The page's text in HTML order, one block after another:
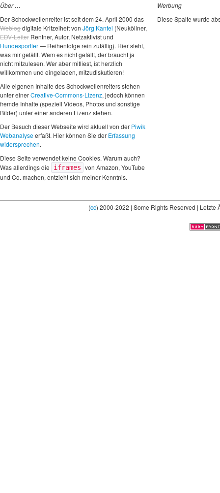
Über …
Der Schockwellenreiter ist seit dem 24. April 2000 das
Weblogdigitale Kritzelheft von Jörg Kantel (Neuköllner,
EDV-Leiter Rentner, Autor, Netzaktivist und
Hundesportler— Reihenfolge rein zufällig). Hier steht,
was mir gefällt. Wem es nicht gefällt, der braucht ja
nicht mitzulesen. Wer aber mitliest, ist herzlich
willkommen und eingeladen, mitzudiskutieren!
Alle eigenen Inhalte des Schockwellenreiters stehen
unter einerCreative-Commons-Lizenz, jedoch können
fremde Inhalte (speziell Videos, Photos und sonstige
Bilder) unter einer anderen Lizenz stehen.
Der Besuch dieser Webseite wird aktuell von der Piwik
Webanalyseerfaßt. Hier können Sie der Erfassung
widersprechen.
Diese Seite verwendet keine Cookies. Warum auch?
Was allerdings die
iframes von Amazon, YouTube
und Co. machen, entzieht sich meiner Kenntnis.
Werbung
Diese Spalte wurde
(cc) 2000-2022 | Some Rights Reserved |